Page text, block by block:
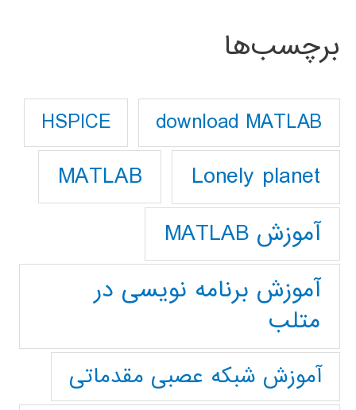
برچسب‌ها
download MATLAB
HSPICE
Lonely planet
MATLAB
آموزش MATLAB
آموزش برنامه نویسی در
متلب
آموزش شبکه عصبی مقدماتی